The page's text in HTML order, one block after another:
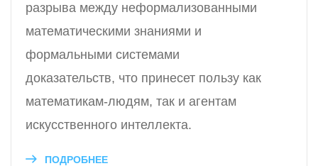
разрыва между неформализованными
математическими знаниями и
формальными системами
доказательств, что принесет пользу как
математикам-людям, так и агентам
искусственного интеллекта.
ПОДРОБНЕЕ